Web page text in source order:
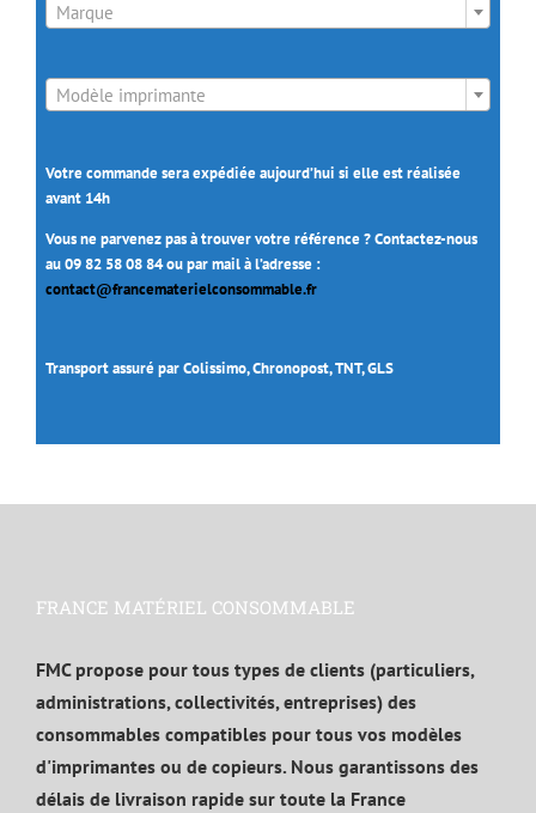
Marque
Modèle imprimante
Votre commande sera expédiée aujourd’hui si elle est réalisée
avant 14h
Vous ne parvenez pas à trouver votre référence ? Contactez-nous
au 09 82 58 08 84 ou par mail à l’adresse :
contact@francematerielconsommable.fr
Transport assuré par Colissimo, Chronopost, TNT, GLS
FRANCE MATÉRIEL CONSOMMABLE
FMC propose pour tous types de clients (particuliers,
administrations, collectivités, entreprises) des
consommables compatibles pour tous vos modèles
d'imprimantes ou de copieurs. Nous garantissons des
délais de livraison rapide sur toute la France